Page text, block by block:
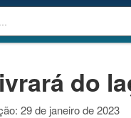
do
29 de janeiro de 2023